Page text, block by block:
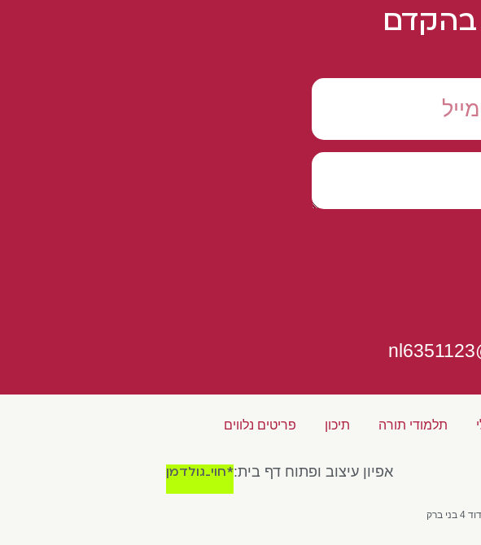
בהקדם
תלמודי תורה תיכון פריטים נלווים
אפיון עיצוב ופתוח דף בית:*חוי_גולדמן
ברק